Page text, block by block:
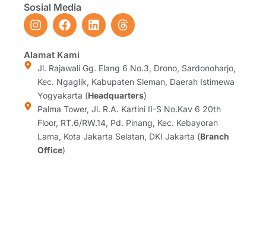
Sosial Media
I
n
t
a
g
r
a
m
F
a
e
b
o
o
k
L
i
e
d
i
n
T
h
a
d
s
Alamat Kami
Jl. Rajawali Gg. Elang 6 No.3, Drono, Sardonoharjo,
Kec. Ngaglik, Kabupaten Sleman, Daerah Istimewa
Yogyakarta (Headquarters)
Palma Tower, Jl. R.A. Kartini II-S No.Kav 6 20th
Floor, RT.6/RW.14, Pd. Pinang, Kec. Kebayoran
Lama, Kota Jakarta Selatan, DKI Jakarta (Branch
Office)